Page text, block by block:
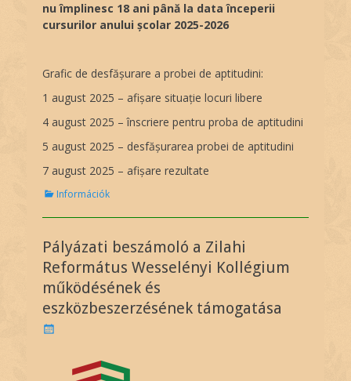
nu împlinesc 18 ani până la data începerii
cursurilor anului școlar 2025-2026
Grafic de desfășurare a probei de aptitudini:
1 august 2025 – afișare situație locuri libere
4 august 2025 – înscriere pentru proba de aptitudini
5 august 2025 – desfășurarea probei de aptitudini
7 august 2025 – afișare rezultate
C
t
g
o
i
e
Információk
Pályázati beszámoló a Zilahi
Református Wesselényi Kollégium
működésének és
eszközbeszerzésének támogatása
P